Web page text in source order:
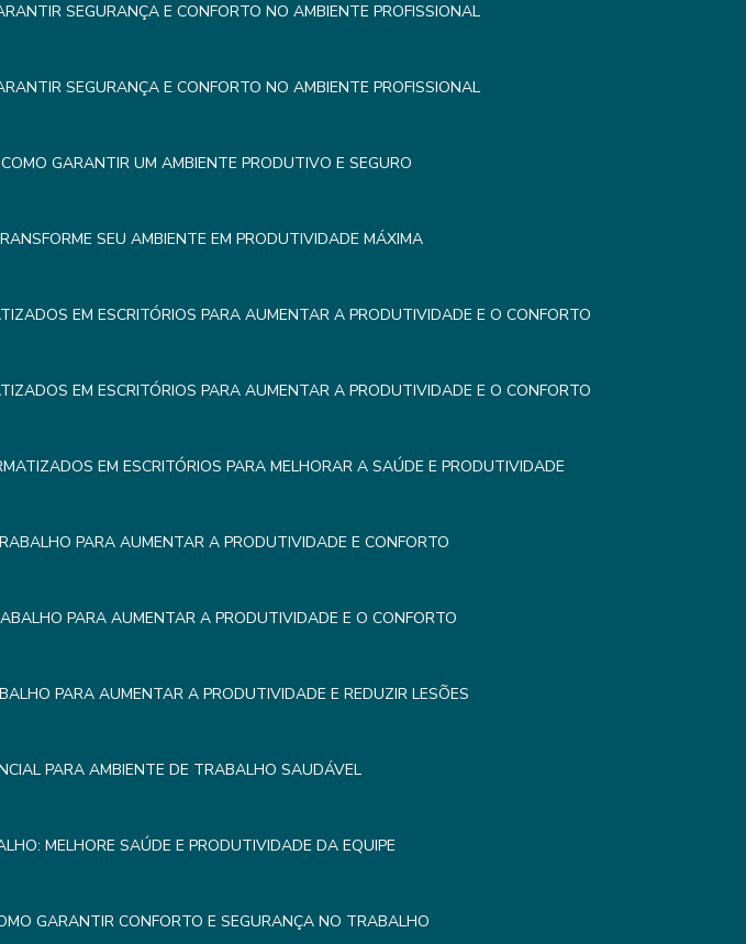
SEGURANÇA E CONFORTO NO AMBIENTE PROFISSIONAL
SEGURANÇA E CONFORTO NO AMBIENTE PROFISSIONAL
GARANTIR UM AMBIENTE PRODUTIVO E SEGURO
SEU AMBIENTE EM PRODUTIVIDADE MÁXIMA
EM ESCRITÓRIOS PARA AUMENTAR A PRODUTIVIDADE E O CONFORTO
EM ESCRITÓRIOS PARA AUMENTAR A PRODUTIVIDADE E O CONFORTO
EM ESCRITÓRIOS PARA MELHORAR A SAÚDE E PRODUTIVIDADE
PARA AUMENTAR A PRODUTIVIDADE E CONFORTO
PARA AUMENTAR A PRODUTIVIDADE E O CONFORTO
PARA AUMENTAR A PRODUTIVIDADE E REDUZIR LESÕES
PARA AMBIENTE DE TRABALHO SAUDÁVEL
MELHORE SAÚDE E PRODUTIVIDADE DA EQUIPE
GARANTIR CONFORTO E SEGURANÇA NO TRABALHO